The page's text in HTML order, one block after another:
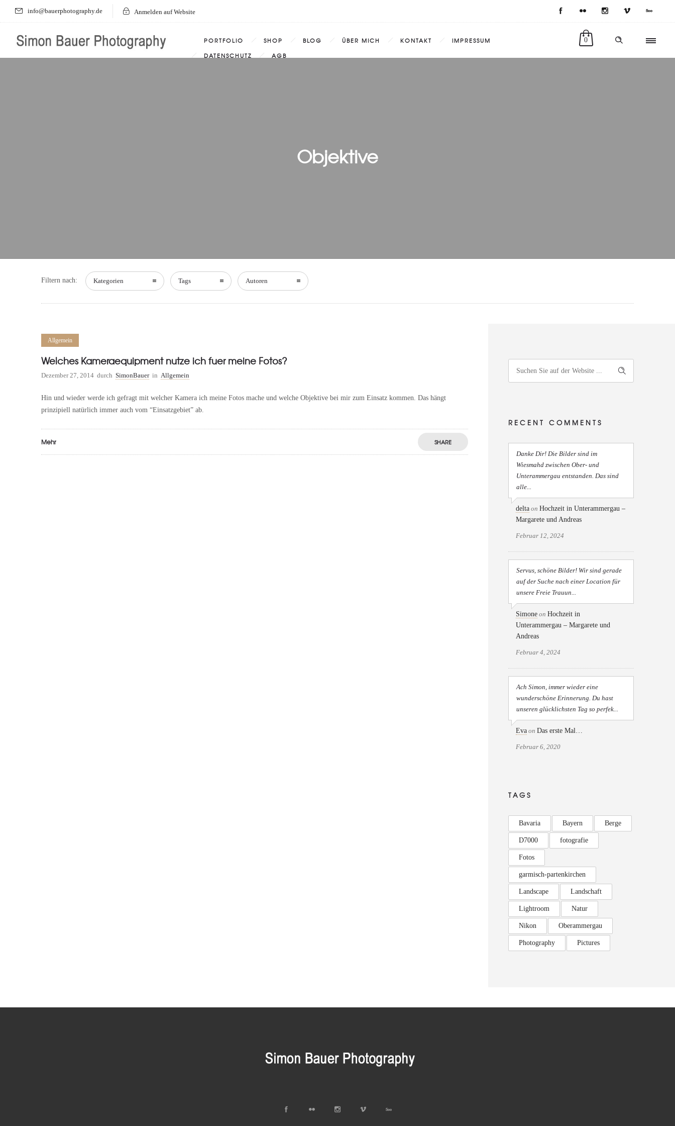
info@bauerphotography.de Anmelden auf Website
0
PORTFOLIO SHOP BLOG ÜBER MICH KONTAKT
IMPRESSUM
DATENSCHUTZ
AGB
Objektive
Filtern nach: Kategorien Tags Autoren
Allgemein
Welches Kameraequipment nutze ich fuer meine Fotos?
Dezember 27, 2014 durch SimonBauer in Allgemein
Hin und wieder werde ich gefragt mit welcher Kamera ich meine Fotos mache und welche Objektive bei mir zum Einsatz kommen. Das hängt
prinzipiell natürlich immer auch vom “Einsatzgebiet” ab.
Mehr SHARE
RECENT COMMENTS
Danke Dir! Die Bilder sind im
Wiesmahd zwischen Ober- und
Unterammergau entstanden. Das sind
alle...
delta on Hochzeit in Unterammergau –
Margarete und Andreas
Februar 12, 2024
Servus, schöne Bilder! Wir sind gerade
auf der Suche nach einer Location für
unsere Freie Trauun...
Simone on Hochzeit in
Unterammergau – Margarete und
Andreas
Februar 4, 2024
Ach Simon, immer wieder eine
wunderschöne Erinnerung. Du hast
unseren glücklichsten Tag so perfek...
Eva on Das erste Mal…
Februar 6, 2020
TAGS
Bavaria Bayern Berge
D7000 fotografie
Fotos
garmisch-partenkirchen
Landscape Landschaft
Lightroom Natur
Nikon Oberammergau
Photography Pictures